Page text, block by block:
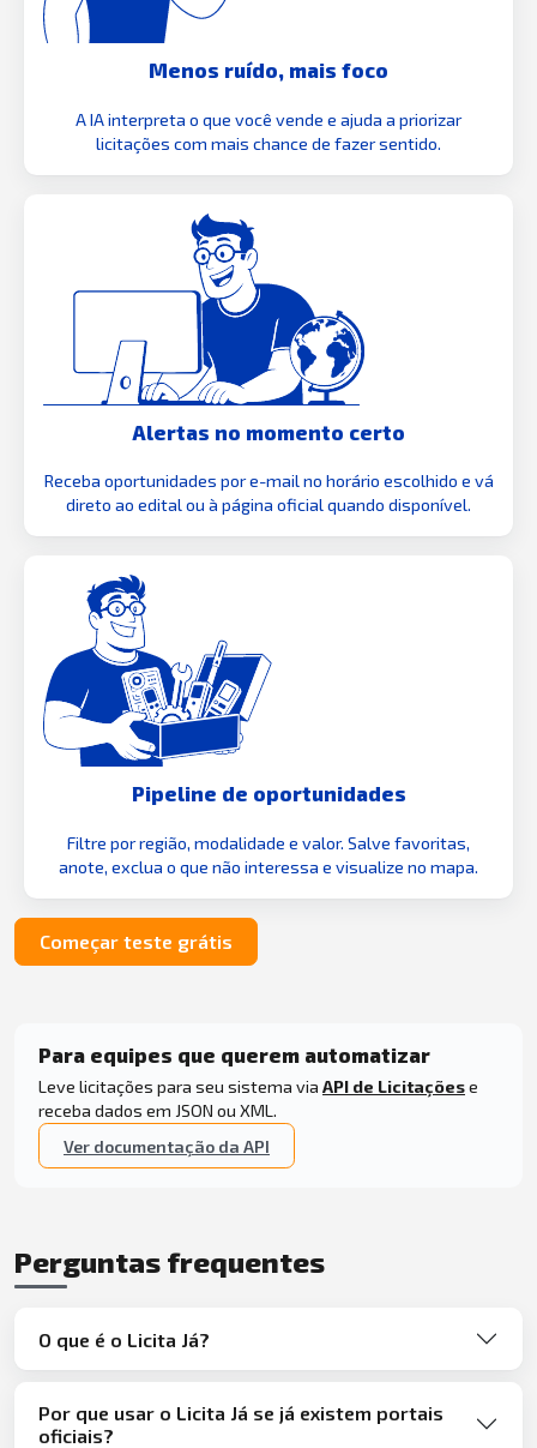
Menos ruído, mais foco
A IA interpreta o que você vende e ajuda a priorizar
licitações com mais chance de fazer sentido.
Alertas no momento certo
Receba oportunidades por e-mail no horário escolhido e vá
direto ao edital ou à página oficial quando disponível.
Pipeline de oportunidades
Filtre por região, modalidade e valor. Salve favoritas,
anote, exclua o que não interessa e visualize no mapa.
Começar teste grátis
Para equipes que querem automatizar
Leve licitações para seu sistema via API de Licitaçõese
receba dados em JSON ou XML.
Ver documentação da API
Perguntas frequentes
O que é o Licita Já?
Por que usar o Licita Já se já existem portais
oficiais?